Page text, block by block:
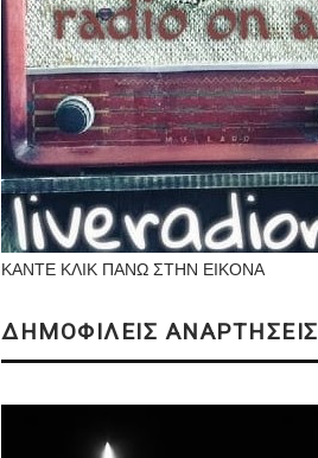
ΚΑΝΤΕ ΚΛΙΚ ΠΑΝΩ ΣΤΗΝ ΕΙΚΟΝΑ
ΔΗΜΟΦΙΛΕΙΣ ΑΝΑΡΤΗΣΕΙΣ